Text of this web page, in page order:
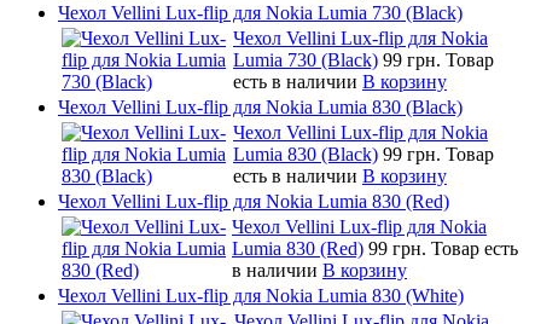
Чехол Vellini Lux-flip для Nokia Lumia 730 (Black)
Чехол Vellini Lux-flip для Nokia
Lumia 730 (Black) 99 грн. Товар
есть в наличии В корзину
Чехол Vellini Lux-flip для Nokia Lumia 830 (Black)
Чехол Vellini Lux-flip для Nokia
Lumia 830 (Black) 99 грн. Товар
есть в наличии В корзину
Чехол Vellini Lux-flip для Nokia Lumia 830 (Red)
Чехол Vellini Lux-flip для Nokia
Lumia 830 (Red) 99 грн. Товар есть
в наличии В корзину
Чехол Vellini Lux-flip для Nokia Lumia 830 (White)